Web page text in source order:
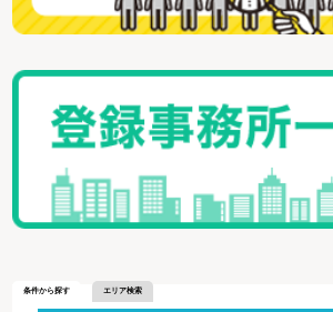
条件から探す エリア検索